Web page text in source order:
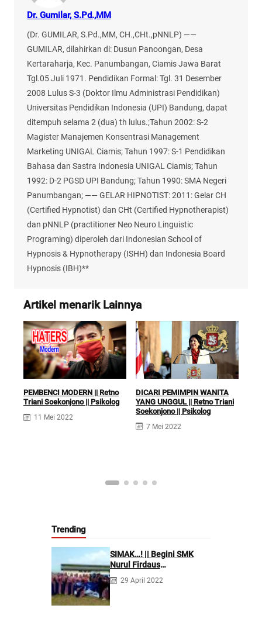
Dr. Gumilar, S.Pd.,MM
(Dr. GUMILAR, S.Pd.,MM, CH.,CHt.,pNNLP) ——
GUMILAR, dilahirkan di: Dusun Panoongan, Desa
Kertaraharja, Kec. Panumbangan, Ciamis Jawa Barat
Tgl.05 Juli 1971. Pendidikan Formal: Tgl. 31 Desember
2008 Lulus S-3 (Doktor Ilmu Administrasi Pendidikan)
Universitas Pendidikan Indonesia (UPI) Bandung, dapat
ditempuh selama 2 (dua) th lulus.;Tahun 2002: S-2
Magister Manajemen Konsentrasi Management
Marketing UNIGAL Ciamis; Tahun 1997: S-1 Pendidikan
Bahasa dan Sastra Indonesia UNIGAL Ciamis; Tahun
1992: D-2 PGSD UPI Bandung; Tahun 1990: SMA Negeri
Panumbangan; —— GELAR HIPNOTIST: 2011: Gelar CH
(Certified Hypnotist) dan CHt (Certified Hypnotherapist)
dan pNNLP (practitioner Neo Neuro Linguistic
Programing) diperoleh dari Indonesian School of
Hypnosis & Hypnotherapy (ISHH) dan Indonesia Board
Hypnosis (IBH)**
Artikel menarik Lainnya
PEMBENCI MODERN || Retno
Triani Soekonjono || Psikolog
11 Mei 2022
DICARI PEMIMPIN WANITA
YANG UNGGUL || Retno Triani
Soekonjono || Psikolog
7 Mei 2022
Trending
SIMAK…! || Begini SMK
Nurul Firdaus
Mengarahkan Siswanya
agar Menjadi Asisten
29 April 2022